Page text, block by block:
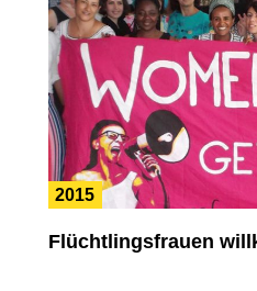
2015
Flüchtlingsfrauen